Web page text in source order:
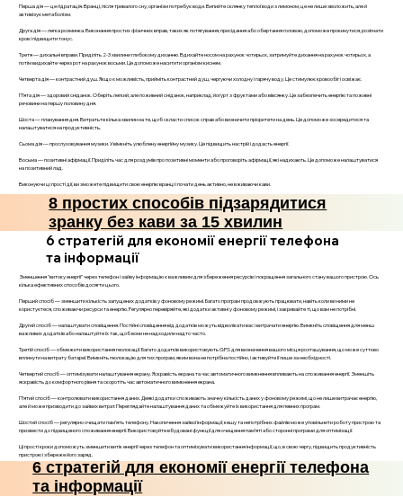
Перша дія — це гідратація. Вранці, після тривалого сну, організм потребує води. Випийте склянку теплої води з лимоном, це не лише зволожить, але й
активізує метаболізм.
Друга дія — легка розминка. Виконання простих фізичних вправ, таких як потягування, присідання або обертання головою, допоможе прокинутися, розігнати
кров і підвищити тонус.
Третя — дихальні вправи. Приділіть 2-3 хвилини глибокому диханню. Вдихайте носом на рахунок чотирьох, затримуйте дихання на рахунок чотирьох, а
потім видихайте через рот на рахунок восьми. Це допоможе наситити організм киснем.
Четверта дія — контрастний душ. Якщо є можливість, прийміть контрастний душ, чергуючи холодну і гарячу воду. Це стимулює кровообіг і освіжає.
П’ята дія — здоровий сніданок. Оберіть легкий, але поживний сніданок, наприклад, йогурт з фруктами або вівсянку. Це забезпечить енергію та поживні
речовини на першу половину дня.
Шоста — планування дня. Витратьте кілька хвилин на те, щоб скласти список справ або визначити пріоритети на день. Це допоможе зосередитися та
налаштуватися на продуктивність.
Сьома дія — прослуховування музики. Увімкніть улюблену енергійну музику. Це підвищить настрій і додасть енергії.
Восьма — позитивні афірмації. Приділіть час для роздумів про позитивні моменти або проговоріть афірмації, які надихають. Це допоможе налаштуватися
на позитивний лад.
Виконуючи ці прості дії, ви зможете підвищити свою енергію вранці і почати день активно, не вживаючи кави.
8 простих способів підзарядитися
зранку без кави за 15 хвилин
6 стратегій для економії енергії телефона
та інформації
Зменшення "витоку енергії" через телефон і зайву інформацію є важливим для збереження ресурсів і покращення загального стану вашого пристрою. Ось
кілька ефективних способів досягти цього.
Перший спосіб — зменшити кількість запущених додатків у фоновому режимі. Багато програм продовжують працювати, навіть коли ви ними не
користуєтеся, споживаючи ресурси та енергію. Регулярно перевіряйте, які додатки активні у фоновому режимі, і закривайте ті, що вам не потрібні.
Другий спосіб — налаштувати сповіщення. Постійні сповіщення від додатків можуть відволікати вас і витрачати енергію. Вимкніть сповіщення для менш
важливих додатків або налаштуйте їх так, щоб вони не надходили надто часто.
Третій спосіб — обмежити використання геолокації. Багато додатків використовують GPS для визначення вашого місця розташування, що може суттєво
вплинути на витрату батареї. Вимкніть геолокацію для тих програм, яким вона не потрібна постійно, і активуйте її лише за необхідності.
Четвертий спосіб — оптимізувати налаштування екрану. Яскравість екрана та час автоматичного вимкнення впливають на споживання енергії. Зменшіть
яскравість до комфортного рівня та скоротіть час автоматичного вимкнення екрана.
П’ятий спосіб — контролювати використання даних. Деякі додатки споживають значну кількість даних у фоновому режимі, що не лише витрачає енергію,
але й може призводити до зайвих витрат. Переглядайте налаштування даних та обмежуйте їх використання для певних програм.
Шостий спосіб — регулярно очищати пам’ять телефону. Накопичення зайвої інформації, кешу та непотрібних файлів може уповільнити роботу пристрою та
призвести до підвищеного споживання енергії. Використовуйте вбудовані функції для очищення пам’яті або сторонні програми для оптимізації.
Ці прості кроки допоможуть зменшити витік енергії через телефон та оптимізувати використання інформації, що, в свою чергу, підвищить продуктивність
пристрою і збереже його заряд.
6 стратегій для економії енергії телефона
та інформації